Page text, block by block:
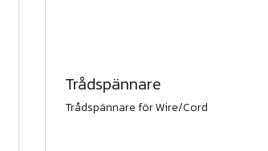
Trådspännare
Trådspännare för Wire/Cord